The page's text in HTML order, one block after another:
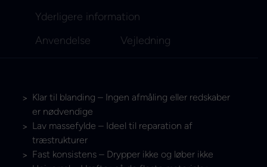
Yderligere information
Anvendelse
Vejledning
Klar til blanding – Ingen afmåling eller redskaber
er nødvendige
Lav massefylde – Ideel til reparation af
træstrukturer
Fast konsistens – Drypper ikke og løber ikke